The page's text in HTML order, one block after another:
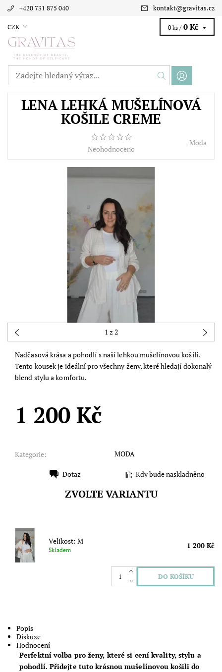
+420 731 875 040 kontakt@gravitas.cz
CZK 0 ks / 0 Kč
LENA LEHKÁ MUŠELÍNOVÁ
KOŠILE CREME
Neohodnoceno
Moda
1 z 2
Nadčasová krása a pohodlí s naší lehkou mušelínovou košilí.
Tento kousek je ideální pro všechny ženy, které hledají dokonalý
blend stylu a komfortu.
1 200 Kč
Kategorie: MODA
Dotaz Kdy bude naskladněno
ZVOLTE VARIANTU
Velikost: M
Skladem 1 200 Kč
Popis
Diskuze
Hodnocení
Perfektní volba pro ženy, které si cení kvality, stylu a
pohodlí. Přidejte tuto krásnou mušelínovou košili do